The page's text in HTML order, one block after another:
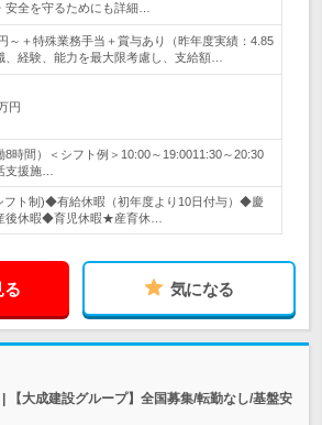
安全を守るためにも詳細…
～＋特殊業務手当＋賞与あり（昨年度実績：4.85
経験、能力を最大限考慮し、支給額…
円
8時間）＜シフト例＞10:00～19:0011:30～20:30
支援施…
ト制)◆有給休暇（初年度より10日付与）◆慶
後休暇◆育児休暇★産育休…
る 気になる
【大成建設グループ】全国募集/転勤なし/基盤安